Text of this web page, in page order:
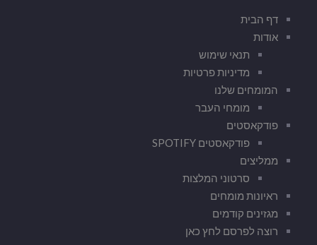
דף הבית
אודות
תנאי שימוש
מדיניות פרטיות
המומחים שלנו
מומחי העבר
פודקאסטים
פודקאסטים SPOTIFY
ממליצים
סרטוני המלצות
ראיונות מומחים
מגזינים קודמים
רוצה לפרסם לחץ כאן